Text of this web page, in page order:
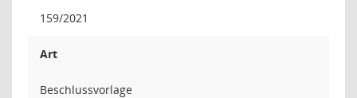
159/2021
Art
Beschlussvorlage